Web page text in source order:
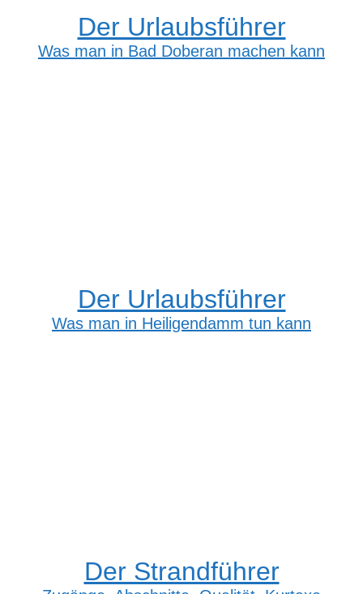
Der Urlaubsführer
Was man in Bad Doberan machen kann
Der Urlaubsführer
Was man in Heiligendamm tun kann
Der Strandführer